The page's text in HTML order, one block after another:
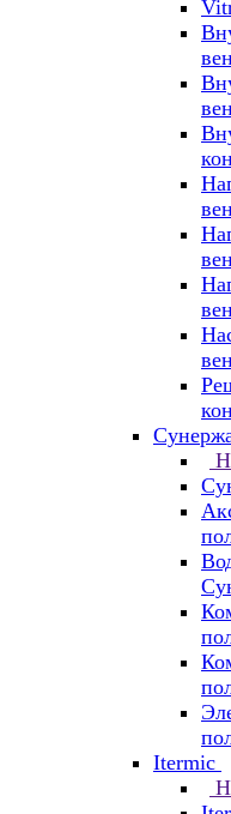
Itermic